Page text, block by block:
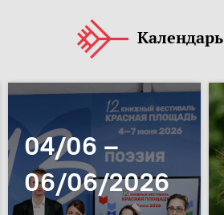
Календарь
04/06 –
06/06/2026